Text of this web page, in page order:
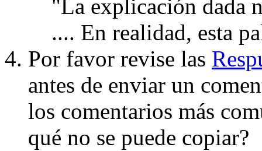
"La explicación dada
.... En realidad, esta
Por favor revise las
antes de enviar un
los comentarios más
qué no se puede copiar?